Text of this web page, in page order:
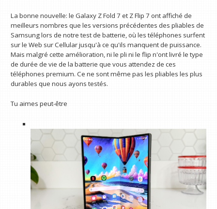
La bonne nouvelle: le Galaxy Z Fold 7 et Z Flip 7 ont affiché de
meilleurs nombres que les versions précédentes des pliables de
Samsung lors de notre test de batterie, où les téléphones surfent
sur le Web sur Cellular jusqu'à ce qu'ils manquent de puissance.
Mais malgré cette amélioration, ni le pli ni le flip n'ont livré le type
de durée de vie de la batterie que vous attendez de ces
téléphones premium. Ce ne sont même pas les pliables les plus
durables que nous ayons testés.
Tu aimes peut-être